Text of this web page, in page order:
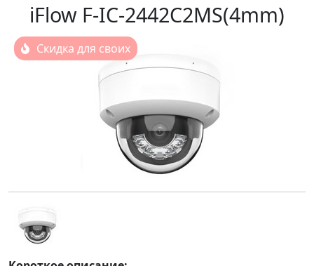
iFlow F-IC-2442C2MS(4mm)
Скидка для своих